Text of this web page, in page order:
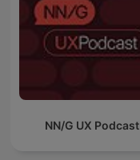
NN/G UX Podcast